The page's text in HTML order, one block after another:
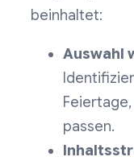
beinhaltet:
Auswahl
passen.